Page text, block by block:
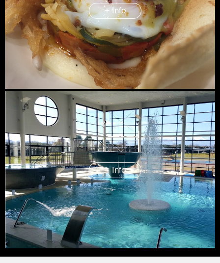
+ Info
+ Info